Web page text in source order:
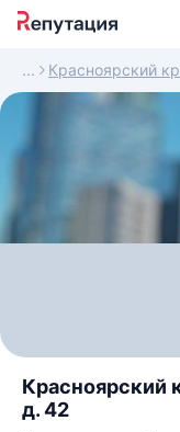
Красноярский
Красноярский
д. 42